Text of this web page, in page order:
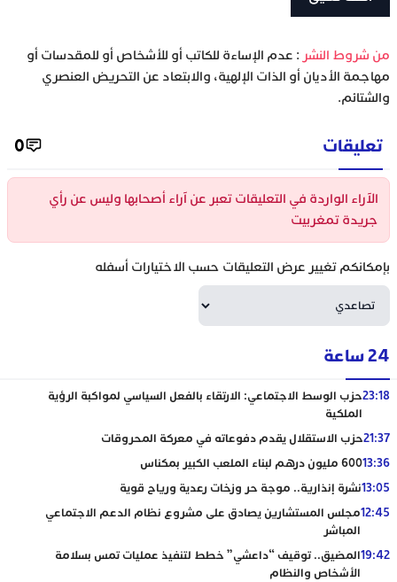
‫من شروط النشر : عدم الإساءة للكاتب أو للأشخاص أو للمقدسات أو
مهاجمة الأديان أو الذات الإلهية، والابتعاد عن التحريض العنصري
والشتائم.
تعليقات 0
الآراء الواردة في التعليقات تعبر عن آراء أصحابها وليس عن رأي
جريدة تمغربيت
بإمكانكم تغيير عرض التعليقات حسب الاختيارات أسفله
24 ساعة
23:18حزب الوسط الاجتماعي: الارتقاء بالفعل السياسي لمواكبة الرؤية
الملكية
21:37حزب الاستقلال يقدم دفوعاته في معركة المحروقات
13:36600 مليون درهم لبناء الملعب الكبير بمكناس
13:05نشرة إنذارية.. موجة حر وزخات رعدية ورياح قوية
12:45مجلس المستشارين يصادق على مشروع نظام الدعم الاجتماعي
المباشر
19:42المضيق.. توقيف “داعشي” خطط لتنفيذ عمليات تمس بسلامة
الأشخاص والنظام